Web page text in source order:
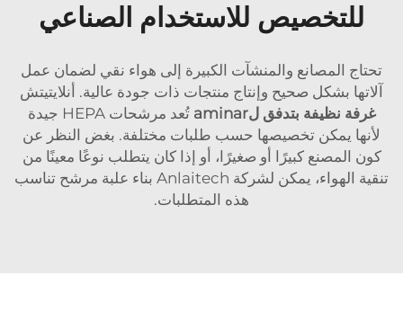
للتخصيص للاستخدام الصناعي
تحتاج المصانع والمنشآت الكبيرة إلى هواء نقي لضمان عمل
آلاتها بشكل صحيح وإنتاج منتجات ذات جودة عالية. أنلايتيتش
غرفة نظيفة بتدفق لaminar
تُعد مرشحات HEPA جيدة
لأنها يمكن تخصيصها حسب طلبات مختلفة. بغض النظر عن
كون المصنع كبيرًا أو صغيرًا، أو إذا كان يتطلب نوعًا معينًا من
تنقية الهواء، يمكن لشركة Anlaitech بناء علبة مرشح تناسب
هذه المتطلبات.